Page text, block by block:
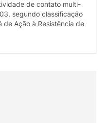
de contato multi-
segundo classificação
de Ação à Resistência de